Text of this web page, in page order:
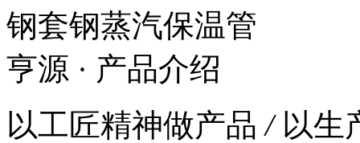
钢套钢蒸汽保温管
亨源 · 产品介绍
以工匠精神做产品/以生